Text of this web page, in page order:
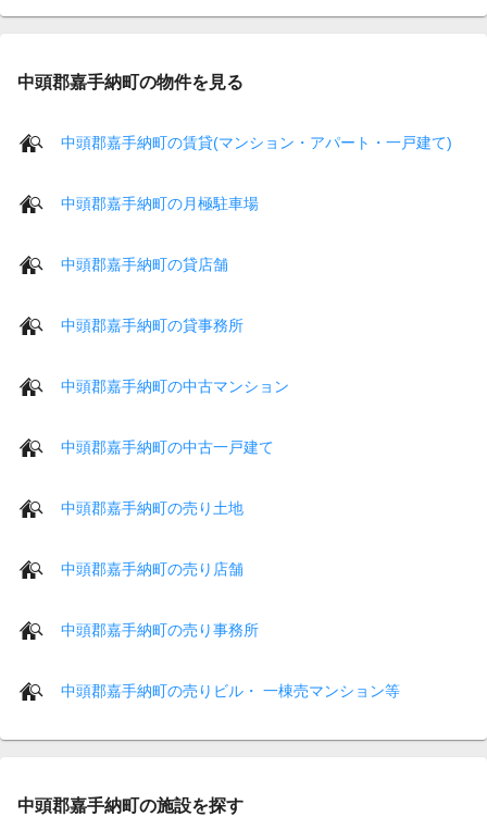
中頭郡嘉手納町の物件を見る
中頭郡嘉手納町の賃貸(マンション・アパート・一戸建て)
中頭郡嘉手納町の月極駐車場
中頭郡嘉手納町の貸店舗
中頭郡嘉手納町の貸事務所
中頭郡嘉手納町の中古マンション
中頭郡嘉手納町の中古一戸建て
中頭郡嘉手納町の売り土地
中頭郡嘉手納町の売り店舗
中頭郡嘉手納町の売り事務所
中頭郡嘉手納町の売りビル・ 一棟売マンション等
中頭郡嘉手納町の施設を探す